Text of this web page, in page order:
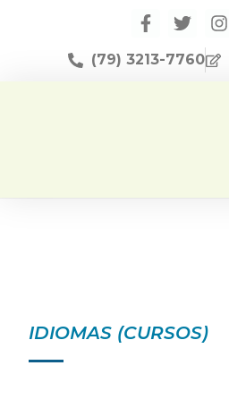
(79) 3213-7760
IDIOMAS (CURSOS)